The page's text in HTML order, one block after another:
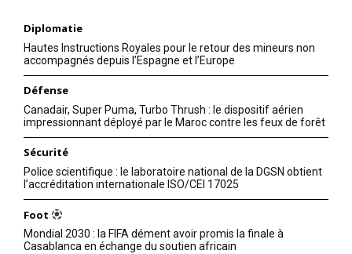
Diplomatie
Hautes Instructions Royales pour le retour des mineurs non
accompagnés depuis l’Espagne et l’Europe
Défense
Canadair, Super Puma, Turbo Thrush : le dispositif aérien
impressionnant déployé par le Maroc contre les feux de forêt
Sécurité
Police scientifique : le laboratoire national de la DGSN obtient
l’accréditation internationale ISO/CEI 17025
Foot
Mondial 2030 : la FIFA dément avoir promis la finale à
Casablanca en échange du soutien africain